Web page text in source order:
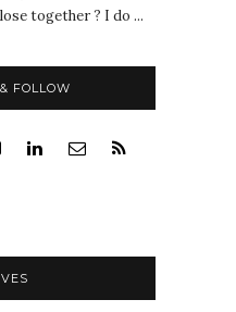
together ? I do ...
FOLLOW